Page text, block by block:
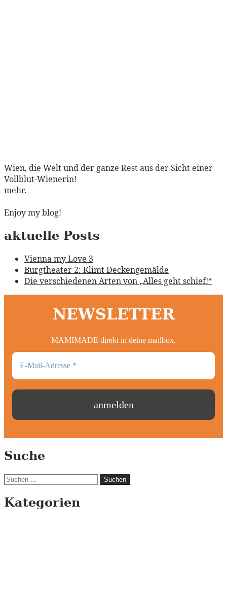
Wien, die Welt und der ganze Rest aus der Sicht einer
Vollblut-Wienerin!
mehr.
Enjoy my blog!
aktuelle Posts
Vienna my Love 3
Burgtheater 2: Klimt Deckengemälde
Die verschiedenen Arten von „Alles geht schief!“
NEWSLETTER
MAMIMADE direkt in deine mailbox.
Suche
Suchen
Kategorien